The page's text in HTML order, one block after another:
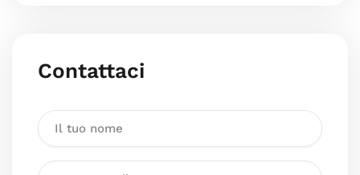
Contattaci